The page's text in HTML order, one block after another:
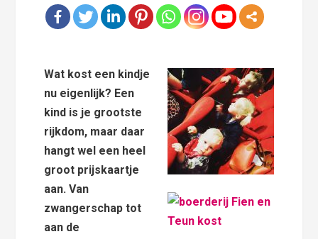
Wat kost een kindje
nu eigenlijk? Een
kind is je grootste
rijkdom, maar daar
hangt wel een heel
groot prijskaartje
aan. Van
zwangerschap tot
aan de